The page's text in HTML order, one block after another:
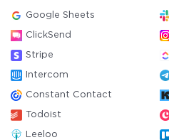
Google Sheets
ClickSend
Stripe
Intercom
Constant Contact
Todoist
Leeloo